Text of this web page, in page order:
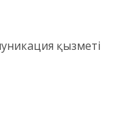
қызметі